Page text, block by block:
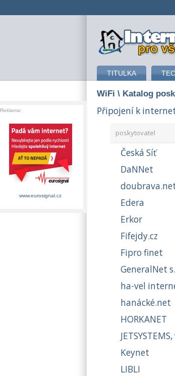
připojení k
TITULKA
WiFi \ Katalog
Připojení k
poskytovatel
Česká Síť
DaNNet
Edera
Erkor
Fifejdy.cz
Fipro finet
GeneralNet
ha-vel
hanácké.net
HORKANET
Keynet
LIBLI
Reklama:
www.eurosignal.cz